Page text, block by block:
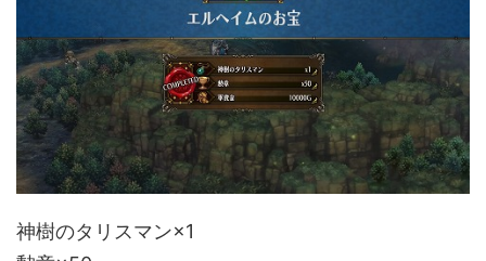
神樹のタリスマン×1